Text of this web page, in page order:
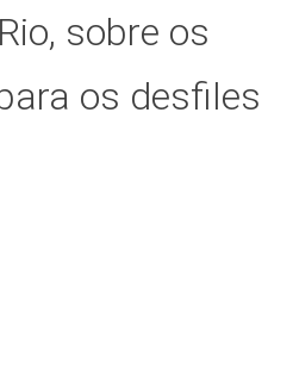
sobre os
os desfiles